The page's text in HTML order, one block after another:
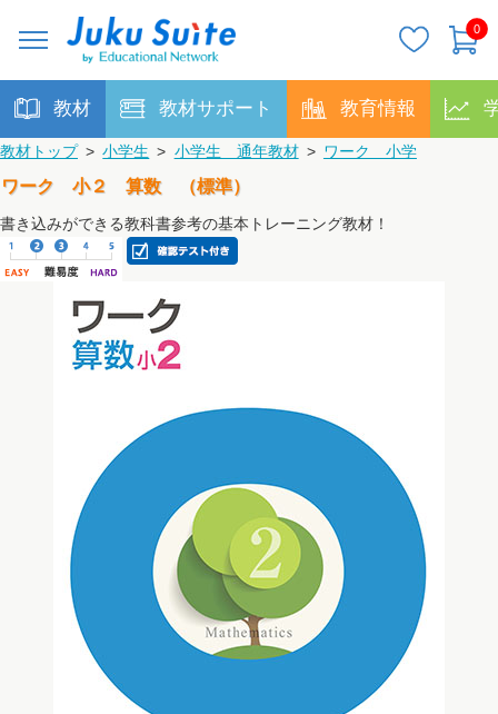
0
教材 教材サポート 教育情報
教材トップ > 小学生 > 小学生 通年教材 > ワーク 小学
ワーク 小２ 算数 （標準）
書き込みができる教科書参考の基本トレーニング教材！